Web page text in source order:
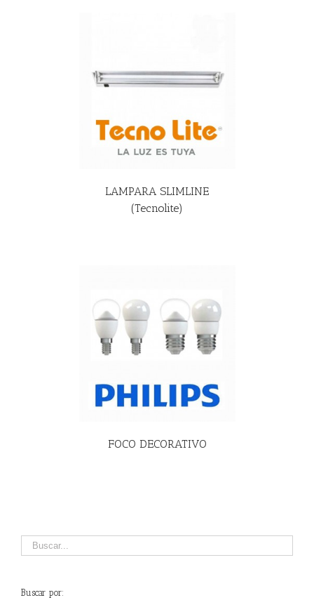
LAMPARA SLIMLINE
(Tecnolite)
FOCO DECORATIVO
Buscar por: